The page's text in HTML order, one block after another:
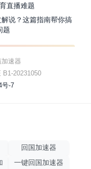
直播难题
说？这篇指南帮你搞
题
速器
B1-20231050
号-7
回国加速器
一键回国加速器